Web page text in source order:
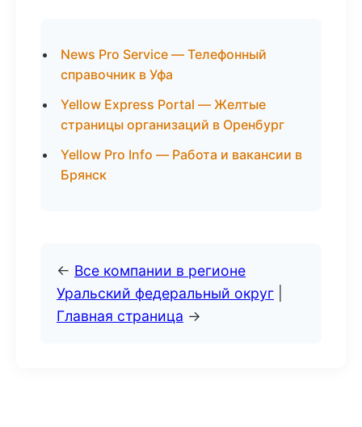
News Pro Service — Телефонный
справочник в Уфа
Yellow Express Portal — Желтые
страницы организаций в Оренбург
Yellow Pro Info — Работа и вакансии в
Брянск
← Все компании в регионе
Уральский федеральный округ
Главная страница →